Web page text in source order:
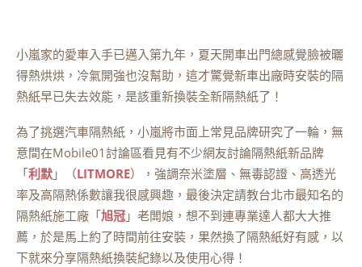
小嵐家的愛車入手已邁入第九年，夏天開車出門總感覺臉被曬
得熱烘烘，冷氣開強也沒幫助，這才驚覺新車出廠時安裝的隔
熱紙早已失去效能，是該重新換裝全新隔熱紙了！
為了挑選汽車隔熱紙，小嵐將市面上常見品牌研究了一輪，無
意間在Mobile01討論區看見有不少網友討論隔熱紙新品牌
「利默 」（LITMORE），強調奈米塗層、無毒認證、高透光
率及高隔熱係數讓我很感興趣，最後決定請教台北市最知名的
隔熱紙施工廠「旭冠 」老闆娘，想不到連專業達人都大大推
薦，於是馬上約了時間前往安裝，果然換了隔熱紙好有感，以
下就來分享隔熱紙換裝紀錄以及使用心得！